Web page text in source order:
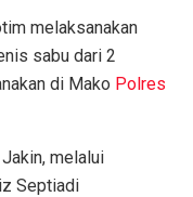
melaksanakan
sabu dari 2
di Mako Polres
melalui
Septiadi